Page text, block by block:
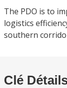
The PDO is to
logistics
southern
Clé